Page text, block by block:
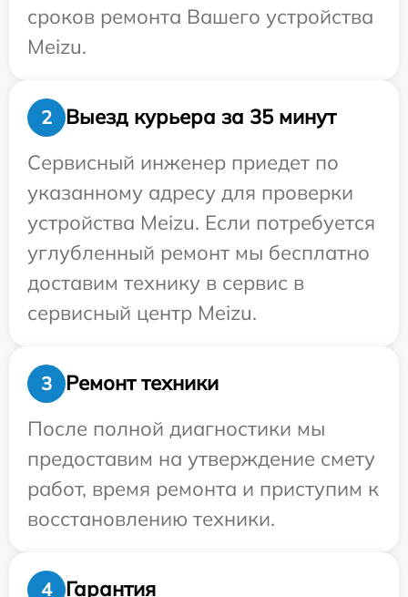
сроков ремонта Вашего устройства
Meizu.
2
Выезд курьера за 35 минут
Сервисный инженер приедет по
указанному адресу для проверки
устройства Meizu. Если потребуется
углубленный ремонт мы бесплатно
доставим технику в сервис в
сервисный центр Meizu.
3
Ремонт техники
После полной диагностики мы
предоставим на утверждение смету
работ, время ремонта и приступим к
восстановлению техники.
4 Гарантия